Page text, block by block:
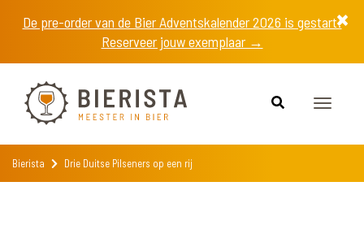
De pre-order van de Bier Adventskalender 2026 is gestart!
Reserveer jouw exemplaar →
Toggle
Bierista Drie Duitse Pilseners op een rij